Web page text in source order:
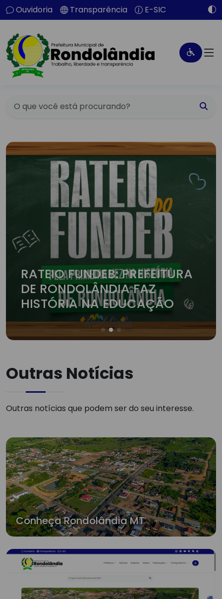
Ouvidoria Transparência E-SIC
RATEIO FUNDEB: PREFEITURA
DE RONDOLÂNDIA FAZ
HISTÓRIA NA EDUCAÇÃO
Outras Notícias
Outras notícias que podem ser do seu interesse.
Conheça Rondolândia MT